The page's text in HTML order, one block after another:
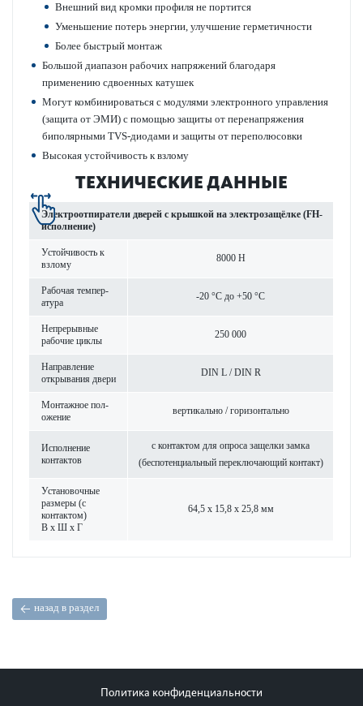
Внешний вид кромки профиля не портится
Уменьшение потерь энергии, улучшение гермет­ичности
Более быстрый монтаж
Большой диапазон рабочих напряжений благодаря
применению сдвоенных кат­ушек
Могут комб­инироваться с моду­лями электронного управ­ления
(защита от ЭМИ) с помощью защиты от пер­ен­апряжения
бипол­ярными TVS-дио­дами и защиты от перепол­юсовки
Выс­окая устойчив­ость к взлому
ТЕХНИЧЕСКИЕ ДАННЫЕ
Электроотпиратели дверей с крышкой на электрозащёлке (FH-
исполнение)
Устойчив­ость к
взлому
8000 Н
Рабочая темпер­
атура
-20 °C до +50 °C
Непр­ер­ы­вные
рабочие циклы
250 000
Направ­ление
открывания двери
DIN L / DIN R
Монтажное пол­
ожение
вертик­ально / гор­и­з­онтально
Исполнение
контактов
с контактом для опроса защелки замка
(беспотенциальный пер­е­кл­ючающий контакт)
Установочные
размеры (с
контактом)
В x Ш x Г
64,5 x 15,8 x 25,8 мм
назад в раздел
Политика конфиденциальности